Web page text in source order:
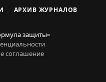
АРХИВ ЖУРНАЛОВ
защиты»
соглашение